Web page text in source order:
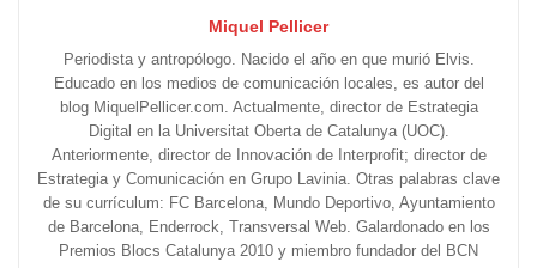
Miquel Pellicer
Periodista y antropólogo. Nacido el año en que murió Elvis.
Educado en los medios de comunicación locales, es autor del
blog MiquelPellicer.com. Actualmente, director de Estrategia
Digital en la Universitat Oberta de Catalunya (UOC).
Anteriormente, director de Innovación de Interprofit; director de
Estrategia y Comunicación en Grupo Lavinia. Otras palabras clave
de su currículum: FC Barcelona, Mundo Deportivo, Ayuntamiento
de Barcelona, Enderrock, Transversal Web. Galardonado en los
Premios Blocs Catalunya 2010 y miembro fundador del BCN